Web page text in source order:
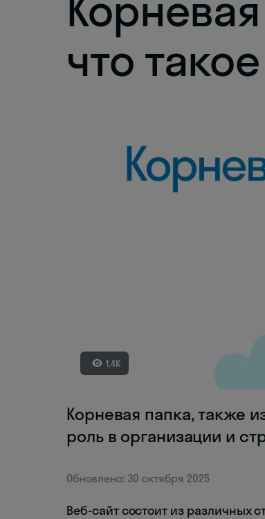
что такое
1.4K
Корневая папка, также
роль в организации и
Обновлено: 30 октября 2025
Веб-сайт состоит из различных